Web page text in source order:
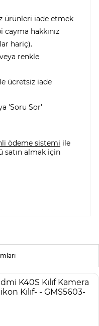
ürünleri iade etmek
hakkınız
hariç).
renkle
ücretsiz iade
'Soru Sor'
ödeme sistemi ile
satın almak için